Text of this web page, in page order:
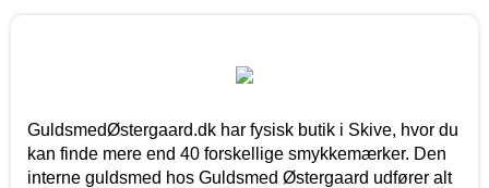
GuldsmedØstergaard.dk har fysisk butik i Skive, hvor du
kan finde mere end 40 forskellige smykkemærker. Den
interne guldsmed hos Guldsmed Østergaard udfører alt